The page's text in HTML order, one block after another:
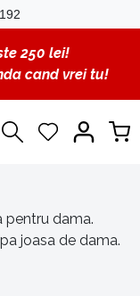
250 lei!
cand vrei tu!
pentru dama.
joasa de dama.